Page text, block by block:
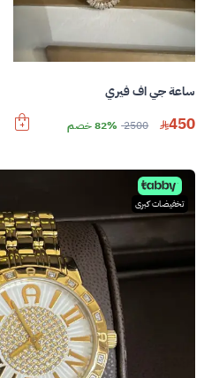
ساعة جي اف فيري
450
2500 82% خصم
تخفيضات كبرى